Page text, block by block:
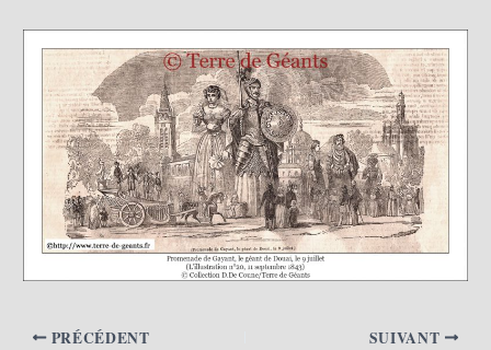
PRÉCÉDENT SUIVANT